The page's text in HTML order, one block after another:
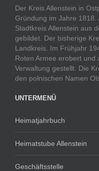
Der Kreis Allenstein in
Gründung im Jahre
Stadtkreis Allenstein aus
gebildet. Der bisherige
Landkreis. Im Frühjahr
Roten Armee erobert und
Verwaltung gestellt. Die
den polnischen Namen
UNTERMENÜ
Heimatjahrbuch
Heimatstube Allenstein
Geschäftsstelle